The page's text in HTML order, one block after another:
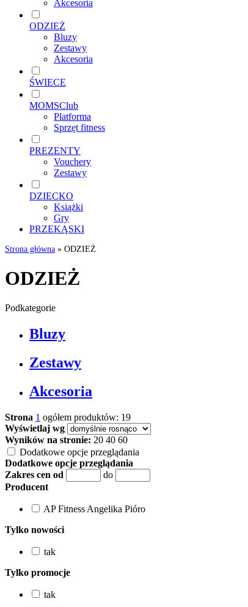
Akcesoria
ODZIEŻ
Bluzy
Zestawy
Akcesoria
ŚWIECE
MOMSClub
Platforma
Sprzęt fitness
PREZENTY
Vouchery
Zestawy
DZIECKO
Książki
Gry
PRZEKĄSKI
Strona główna » ODZIEŻ
ODZIEŻ
Podkategorie
Bluzy
Zestawy
Akcesoria
Strona 1 ogółem produktów: 19
Wyświetlaj wg
Wyników na stronie: 20 40 60
Dodatkowe opcje przeglądania
Dodatkowe opcje przeglądania
Zakres cen od
do
Producent
AP Fitness Angelika Pióro
Tylko nowości
tak
Tylko promocje
tak